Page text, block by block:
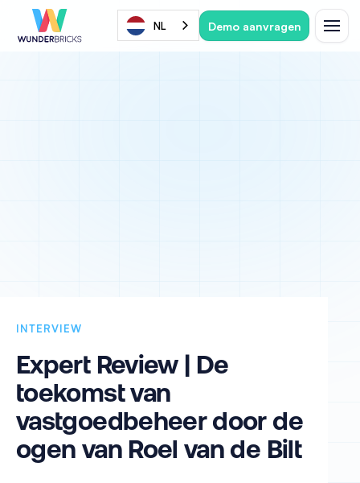
NL Demo aanvragen
INTERVIEW
Expert Review | De
toekomst van
vastgoedbeheer door de
ogen van Roel van de Bilt